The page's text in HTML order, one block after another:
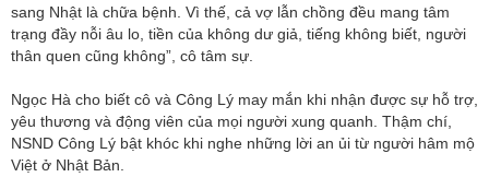
sang Nhật là chữa bệnh. Vì thế, cả vợ lẫn chồng đều mang tâm
trạng đầy nỗi âu lo, tiền của không dư giả, tiếng không biết, người
thân quen cũng không”, cô tâm sự.
Ngọc Hà cho biết cô và Công Lý may mắn khi nhận được sự hỗ trợ,
yêu thương và động viên của mọi người xung quanh. Thậm chí,
NSND Công Lý bật khóc khi nghe những lời an ủi từ người hâm mộ
Việt ở Nhật Bản.